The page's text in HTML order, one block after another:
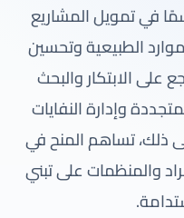
في تمويل المشاريع
الطبيعية وتحسين
على الابتكار والبحث
وإدارة النفايات
ذلك، تساهم المنح في
والمنظمات على تبني